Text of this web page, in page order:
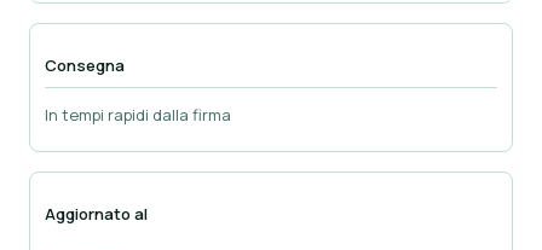
Consegna
In tempi rapidi dalla firma
Aggiornato al